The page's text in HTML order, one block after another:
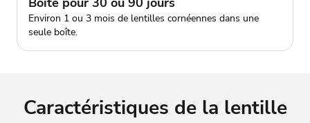
Environ 1 ou 3 mois de lentilles cornéennes dans une
seule boîte.
Caractéristiques de la lentille